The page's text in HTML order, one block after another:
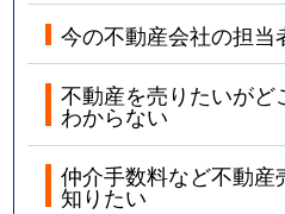
今の不動産会社の担当
不動産を売りたいが
わからない
仲介手数料など不動
知りたい